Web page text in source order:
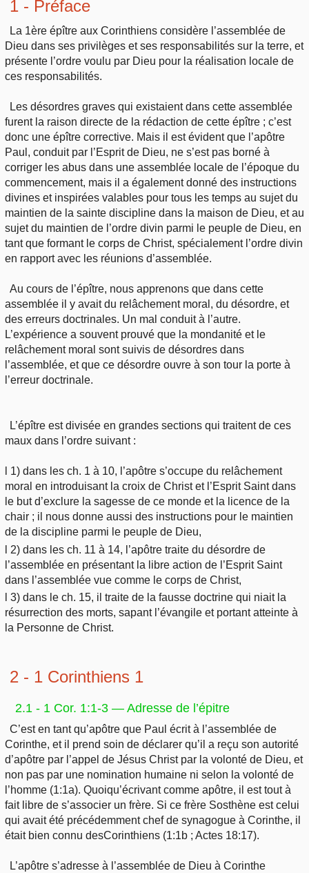
1 - Préface
La 1ère épître aux Corinthiens considère l’assemblée de
Dieu dans ses privilèges et ses responsabilités sur la terre, et
présente l’ordre voulu par Dieu pour la réalisation locale de
ces responsabilités.
Les désordres graves qui existaient dans cette assemblée
furent la raison directe de la rédaction de cette épître ; c’est
donc une épître corrective. Mais il est évident que l’apôtre
Paul, conduit par l’Esprit de Dieu, ne s’est pas borné à
corriger les abus dans une assemblée locale de l’époque du
commencement, mais il a également donné des instructions
divines et inspirées valables pour tous les temps au sujet du
maintien de la sainte discipline dans la maison de Dieu, et au
sujet du maintien de l’ordre divin parmi le peuple de Dieu, en
tant que formant le corps de Christ, spécialement l’ordre divin
en rapport avec les réunions d’assemblée.
Au cours de l’épître, nous apprenons que dans cette
assemblée il y avait du relâchement moral, du désordre, et
des erreurs doctrinales. Un mal conduit à l’autre.
L’expérience a souvent prouvé que la mondanité et le
relâchement moral sont suivis de désordres dans
l’assemblée, et que ce désordre ouvre à son tour la porte à
l’erreur doctrinale.
L’épître est divisée en grandes sections qui traitent de ces
maux dans l’ordre suivant :
l 1) dans les ch. 1 à 10, l’apôtre s’occupe du relâchement
moral en introduisant la croix de Christ et l’Esprit Saint dans
le but d’exclure la sagesse de ce monde et la licence de la
chair ; il nous donne aussi des instructions pour le maintien
de la discipline parmi le peuple de Dieu,
l 2) dans les ch. 11 à 14, l’apôtre traite du désordre de
l’assemblée en présentant la libre action de l’Esprit Saint
dans l’assemblée vue comme le corps de Christ,
l 3) dans le ch. 15, il traite de la fausse doctrine qui niait la
résurrection des morts, sapant l’évangile et portant atteinte à
la Personne de Christ.
2 - 1 Corinthiens 1
2.1 - 1 Cor. 1:1-3 — Adresse de l’épitre
C’est en tant qu’apôtre que Paul écrit à l’assemblée de
Corinthe, et il prend soin de déclarer qu’il a reçu son autorité
d’apôtre par l’appel de Jésus Christ par la volonté de Dieu, et
non pas par une nomination humaine ni selon la volonté de
l’homme (1:1a). Quoiqu’écrivant comme apôtre, il est tout à
fait libre de s’associer un frère. Si ce frère Sosthène est celui
qui avait été précédemment chef de synagogue à Corinthe, il
était bien connu desCorinthiens (1:1b ; Actes 18:17).
L’apôtre s’adresse à l’assemblée de Dieu à Corinthe